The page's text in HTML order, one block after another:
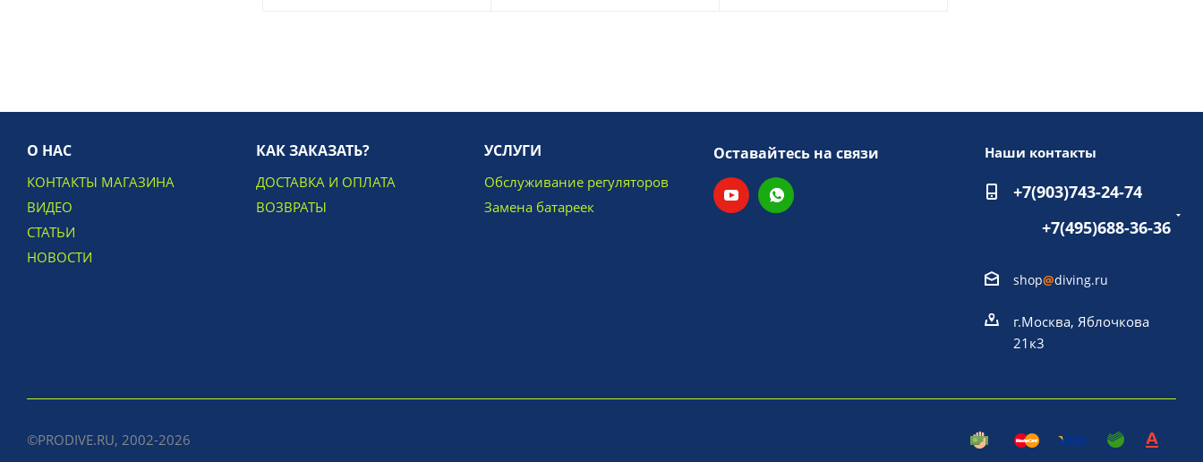
О НАС
КОНТАКТЫ МАГАЗИНА
ВИДЕО
СТАТЬИ
НОВОСТИ
КАК ЗАКАЗАТЬ?
ДОСТАВКА И ОПЛАТА
ВОЗВРАТЫ
УСЛУГИ
Обслуживание регуляторов
Замена батареек
Оставайтесь на связи Наши контакты
+7(903)743-24-74
+7(495)688-36-36
shop@diving.ru
г.Москва, Яблочкова
21к3
©PRODIVE.RU, 2002-2026